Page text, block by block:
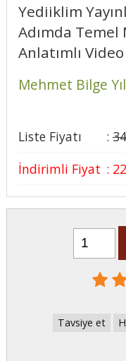
Yediiklim
Adımda
Anlatımlı
Mehmet Bilge
Liste Fiyatı :
İndirimli Fiyat :
Tavsiye et